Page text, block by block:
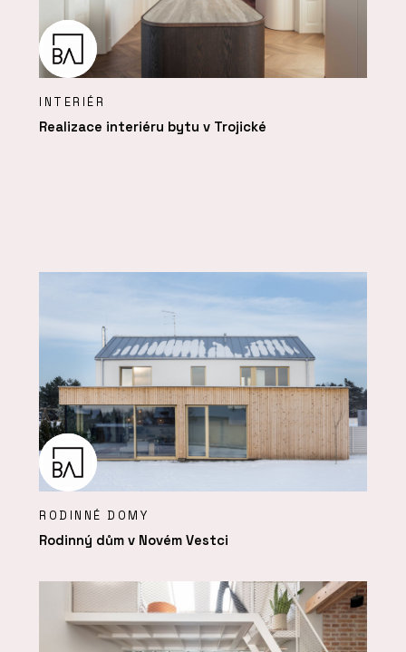
INTERIÉR
Realizace interiéru bytu v Trojické
RODINNÉ DOMY
Rodinný dům v Novém Vestci